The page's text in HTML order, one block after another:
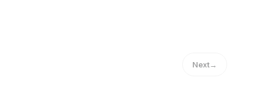
Next→